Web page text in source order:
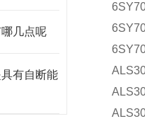
几点呢
有自断能